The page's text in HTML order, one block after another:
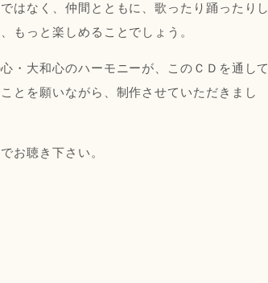
はなく、仲間とともに、歌ったり踊ったりし
もっと楽しめることでしょう。
・大和心のハーモニーが、このＣＤを通して
とを願いながら、制作させていただきまし
お聴き下さい。